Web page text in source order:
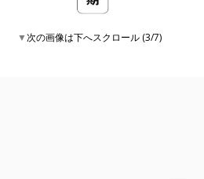
▼次の画像は下へスクロール (3/7)